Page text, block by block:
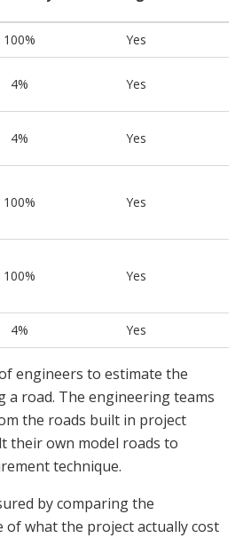
100% Yes
4% Yes
4% Yes
100% Yes
100% Yes
4% Yes
engineers to estimate the
a road. The engineering teams
the roads built in project
their own model roads to
technique.
by comparing the
of what the project actually cost